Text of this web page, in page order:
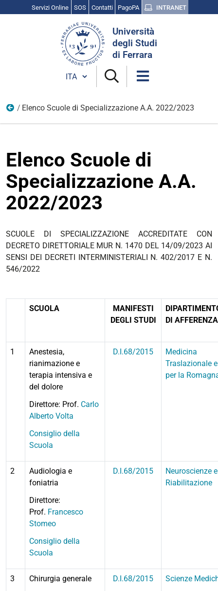
Servizi Online SOS Contatti PagoPA INTRANET
Università
degli Studi
di Ferrara
Cambia lingua
Elenco Scuole di Specializzazione
Elenco Scuole di Specializzazione A.A. 2022/2023
Elenco Scuole di
Specializzazione A.A.
2022/2023
SCUOLE DI SPECIALIZZAZIONE ACCREDITATE CON
DECRETO DIRETTORIALE MUR N. 1470 DEL 14/09/2023 AI
SENSI DEI DECRETI INTERMINISTERIALI N. 402/2017 E N.
546/2022
SCUOLA
MANIFESTI
DEGLI STUDI
DI AFFERENZA
1
Anestesia,
rianimazione e
terapia intensiva e
del dolore
Direttore: Prof. Carlo
Alberto Volta
Consiglio della
Scuola
D.I.68/2015
Medicina
Traslazionale e
per la
2
Audiologia e
foniatria
Direttore:
Prof. Francesco
Stomeo
Consiglio della
Scuola
D.I.68/2015
Neuroscienze e
Riabilitazione
3
Chirurgia generale
D.I.68/2015 Scienze